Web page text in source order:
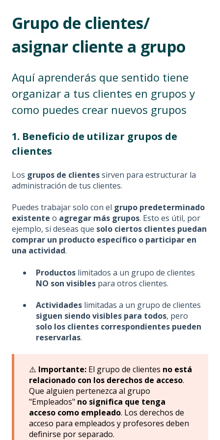
Grupo de clientes/
asignar cliente a grupo
Aquí aprenderás que sentido tiene
organizar a tus clientes en grupos y
como puedes crear nuevos grupos
1. Beneficio de utilizar grupos de
clientes
Los grupos de clientessirven para estructurar la
administración de tus clientes.
Puedes trabajar solo con el grupo predeterminado
existente o agregar más grupos. Esto es útil, por
ejemplo, si deseas que solo ciertos clientes puedan
comprar un producto específico o participar en
una actividad.
Productos limitados a un grupo de clientes
NO son visibles para otros clientes.
Actividades limitadas a un grupo de clientes
siguen siendo visibles para todos, pero
solo los clientes correspondientes pueden
reservarlas.
⚠️ Importante: El grupo de clientes no está
relacionado con los derechos de acceso.
Que alguien pertenezca al grupo
"Empleados" no significa que tenga
acceso como empleado. Los derechos de
acceso para empleados y profesores deben
definirse por separado.